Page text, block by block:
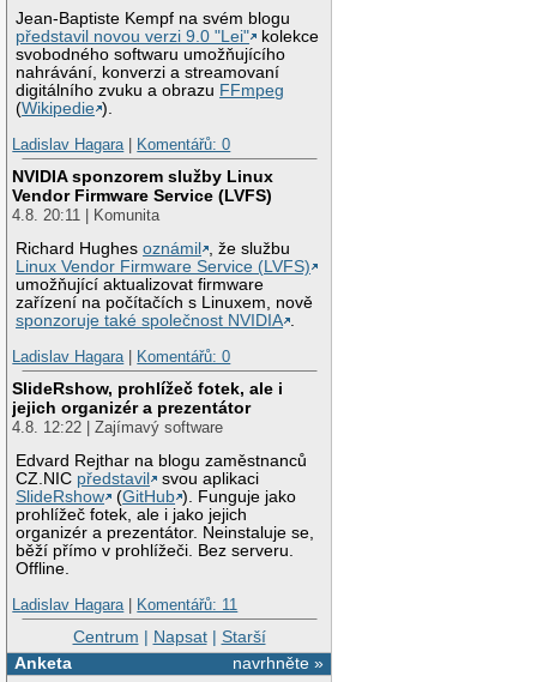
Jean-Baptiste Kempf na svém blogu
představil novou verzi 9.0 "Lei"
kolekce
svobodného softwaru umožňujícího
nahrávání, konverzi a streamovaní
digitálního zvuku a obrazu FFmpeg
(Wikipedie ).
Ladislav Hagara| Komentářů: 0
NVIDIA sponzorem služby Linux
Vendor Firmware Service (LVFS)
4.8. 20:11 | Komunita
Richard Hughesoznámil
, že službu
Linux Vendor Firmware Service (LVFS)
umožňující aktualizovat firmware
zařízení na počítačích s Linuxem, nově
sponzoruje také společnost NVIDIA .
Ladislav Hagara| Komentářů: 0
SlideRshow, prohlížeč fotek, ale i
jejich organizér a prezentátor
4.8. 12:22 | Zajímavý software
Edvard Rejthar na blogu zaměstnanců
CZ.NIC představil
svou aplikaci
SlideRshow
(GitHub ). Funguje jako
prohlížeč fotek, ale i jako jejich
organizér a prezentátor. Neinstaluje se,
běží přímo v prohlížeči. Bez serveru.
Offline.
Ladislav Hagara| Komentářů: 11
Centrum | Napsat| Starší
navrhněte »
Anketa